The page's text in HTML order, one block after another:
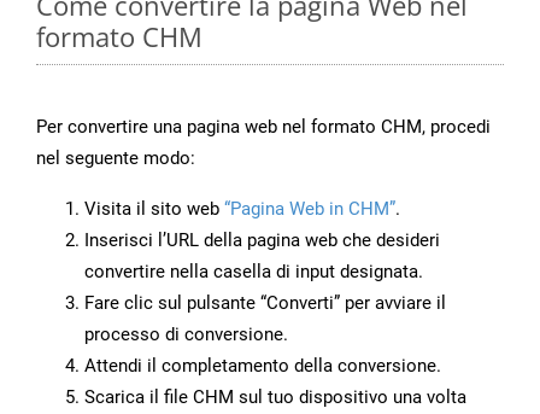
formato CHM
Per convertire una pagina web nel formato CHM, procedi
nel seguente modo:
Visita il sito web “Pagina Web in CHM”.
Inserisci l’URL della pagina web che desideri
convertire nella casella di input designata.
Fare clic sul pulsante “Converti” per avviare il
processo di conversione.
Attendi il completamento della conversione.
Scarica il file CHM sul tuo dispositivo una volta